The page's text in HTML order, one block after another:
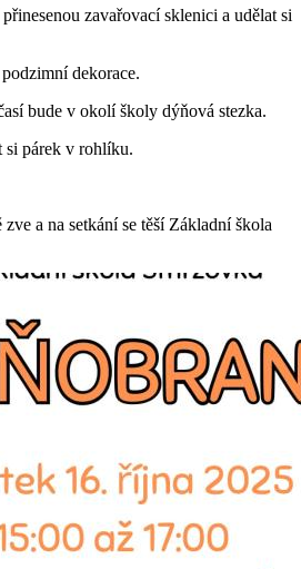
zavařovací sklenici a udělat si
dekorace.
v okolí školy dýňová stezka.
v rohlíku.
a na setkání se těší Základní škola